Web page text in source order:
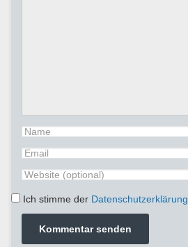
Ich stimme der Datenschutzerklärung